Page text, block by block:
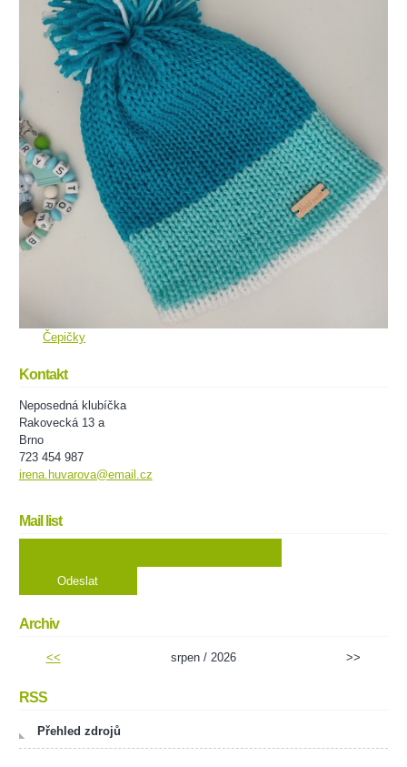
Čepičky
Kontakt
Neposedná klubíčka
Rakovecká 13 a
Brno
723 454 987
irena.huvarova@email.cz
Mail list
Archiv
<< srpen / 2026 >>
RSS
Přehled zdrojů